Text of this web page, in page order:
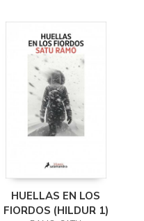
HUELLAS EN LOS
FIORDOS (HILDUR 1)